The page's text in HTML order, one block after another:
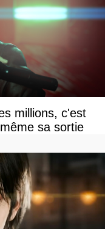
millions, c'est
sa sortie